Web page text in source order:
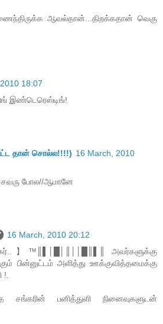
ஆவல்தான்...திறக்கதான் வெகு
18:07
இண்டெரெஸ்டிங்!
தான் சொல்ல!!!!) 16 March, 2010
போல//ஆமானே
16 March, 2010 20:12
】™║▌│█│║││█║▌║ அவர்களுக்கு
பின்னுட்டம் அளித்து ஊக்குவித்தமைக்கு
!.
சங்கரின் பனித்துளி நினைவுகளுடன்